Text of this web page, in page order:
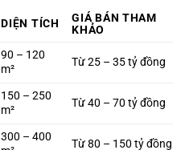
DIỆN TÍCH
GIÁ BÁN THAM
KHẢO
90 – 120
m²
Từ 25 – 35 tỷ đồng
150 – 250
m²
Từ 40 – 70 tỷ đồng
300 – 400
Từ 80 – 150 tỷ đồng